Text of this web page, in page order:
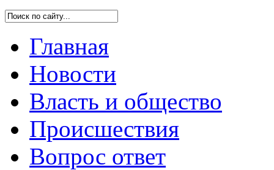
Главная
Новости
Власть и общество
Происшествия
Вопрос ответ